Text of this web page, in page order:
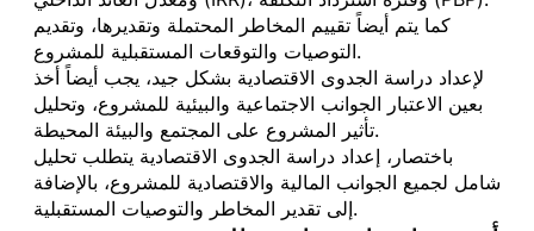
كما يتم أيضاً تقييم المخاطر المحتملة وتقديرها، وتقديم
التوصيات والتوقعات المستقبلية للمشروع.
لإعداد دراسة الجدوى الاقتصادية بشكل جيد، يجب أيضاً أخذ
بعين الاعتبار الجوانب الاجتماعية والبيئية للمشروع، وتحليل
تأثير المشروع على المجتمع والبيئة المحيطة.
باختصار، إعداد دراسة الجدوى الاقتصادية يتطلب تحليل
شامل لجميع الجوانب المالية والاقتصادية للمشروع، بالإضافة
إلى تقدير المخاطر والتوصيات المستقبلية.